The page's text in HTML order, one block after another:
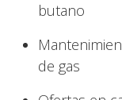
butano
de gas